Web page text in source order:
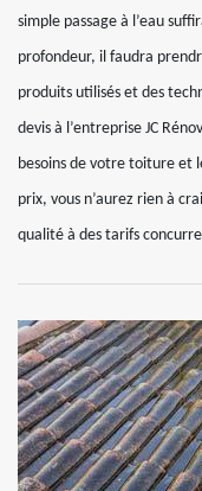
simple passage à l’eau
profondeur, il faudra
produits utilisés et des
devis à l’entreprise JC
besoins de votre toiture et
prix, vous n’aurez rien à
qualité à des tarifs